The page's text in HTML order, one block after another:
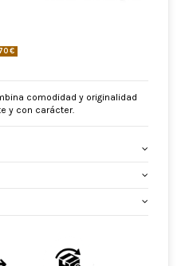
€
comodidad y originalidad
y con carácter.